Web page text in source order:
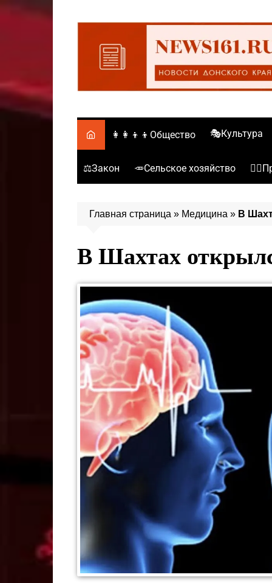
Перейти
👩‍👩‍👦‍👦Общество 🎭Культура
⚖️Закон 🥕Сельское хозяйство
Главная страница » Медицина » В
В Шахтах
Реклама.